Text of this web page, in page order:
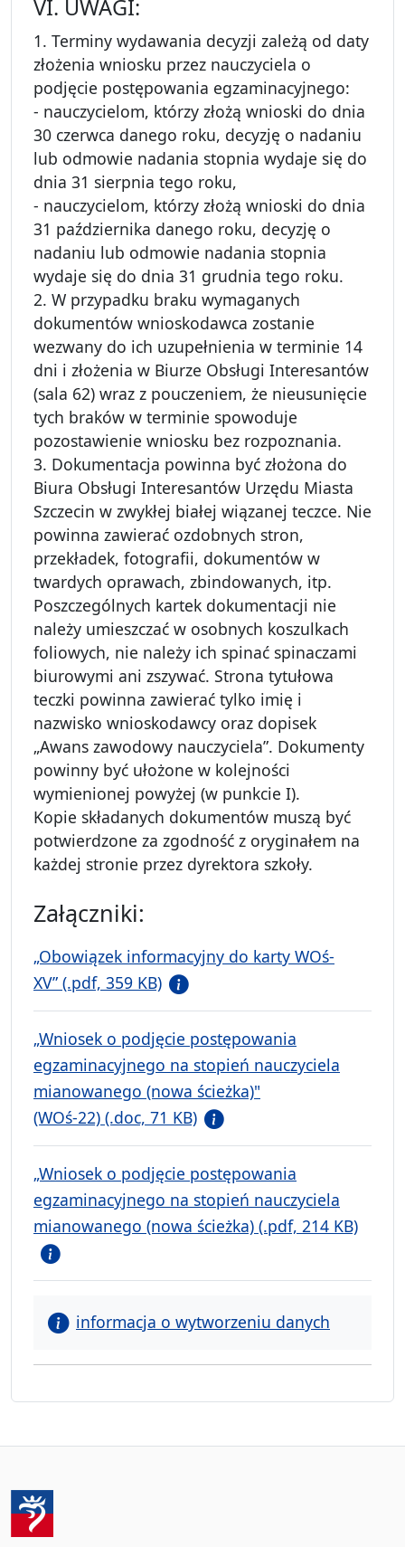
VI. UWAGI:
1. Terminy wydawania decyzji zależą od daty
złożenia wniosku przez nauczyciela o
podjęcie postępowania egzaminacyjnego:
- nauczycielom, którzy złożą wnioski do dnia
30 czerwca danego roku, decyzję o nadaniu
lub odmowie nadania stopnia wydaje się do
dnia 31 sierpnia tego roku,
- nauczycielom, którzy złożą wnioski do dnia
31 października danego roku, decyzję o
nadaniu lub odmowie nadania stopnia
wydaje się do dnia 31 grudnia tego roku.
2. W przypadku braku wymaganych
dokumentów wnioskodawca zostanie
wezwany do ich uzupełnienia w terminie 14
dni i złożenia w Biurze Obsługi Interesantów
(sala 62) wraz z pouczeniem, że nieusunięcie
tych braków w terminie spowoduje
pozostawienie wniosku bez rozpoznania.
3. Dokumentacja powinna być złożona do
Biura Obsługi Interesantów Urzędu Miasta
Szczecin w zwykłej białej wiązanej teczce. Nie
powinna zawierać ozdobnych stron,
przekładek, fotografii, dokumentów w
twardych oprawach, zbindowanych, itp.
Poszczególnych kartek dokumentacji nie
należy umieszczać w osobnych koszulkach
foliowych, nie należy ich spinać spinaczami
biurowymi ani zszywać. Strona tytułowa
teczki powinna zawierać tylko imię i
nazwisko wnioskodawcy oraz dopisek
„Awans zawodowy nauczyciela”. Dokumenty
powinny być ułożone w kolejności
wymienionej powyżej (w punkcie I).
Kopie składanych dokumentów muszą być
potwierdzone za zgodność z oryginałem na
każdej stronie przez dyrektora szkoły.
Załączniki:
„Obowiązek informacyjny do karty WOś-
XV” (.pdf, 359 KB)
„Wniosek o podjęcie postępowania
egzaminacyjnego na stopień nauczyciela
mianowanego (nowa ścieżka)"
(WOś-22) (.doc, 71 KB)
„Wniosek o podjęcie postępowania
egzaminacyjnego na stopień nauczyciela
mianowanego (nowa ścieżka) (.pdf, 214 KB)
informacja o wytworzeniu danych